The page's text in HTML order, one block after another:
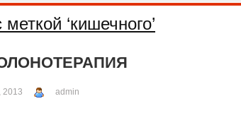
ЖИЗНИ
ИММУНОЛОГИЯ И АЛЛЕРГОЛОГИЯ
ПЕДИАТРИЯ ПСИХИАТРИЯ И ПСИХОЛОГИЯ
И НЕФРОЛОГИЯ
‘кишечного’
2013 admin